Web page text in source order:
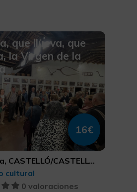
que llueva, que
la Virgen de la
16€
CASTELLÓN
cultural
0 valoraciones